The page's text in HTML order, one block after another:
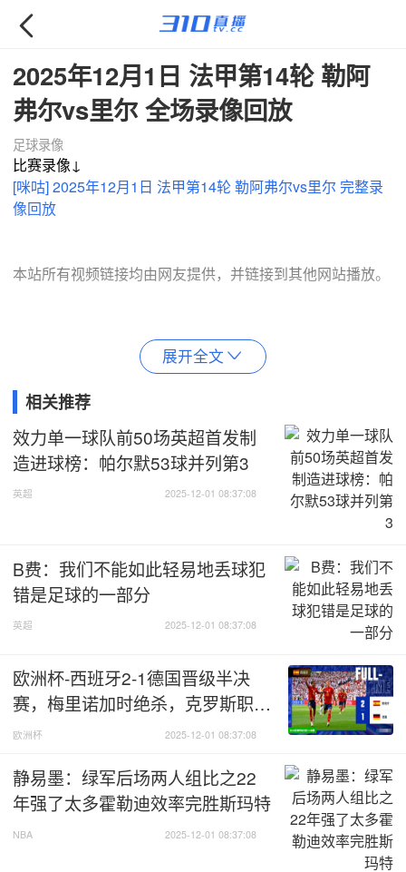

2025年12月1日 法甲第14轮 勒阿
弗尔vs里尔 全场录像回放
足球录像
比赛录像↓
[咪咕] 2025年12月1日 法甲第14轮 勒阿弗尔vs里尔 完整录
像回放
本站所有视频链接均由网友提供，并链接到其他网站播放。
展开全文 
相关推荐
效力单一球队前50场英超首发制
造进球榜：帕尔默53球并列第3
英超 2025-12-01 08:37:08
B费：我们不能如此轻易地丢球犯
错是足球的一部分
英超 2025-12-01 08:37:08
欧洲杯-西班牙2-1德国晋级半决
赛，梅里诺加时绝杀，克罗斯职业
生涯结束
欧洲杯 2025-12-01 08:37:08
静易墨：绿军后场两人组比之22
年强了太多霍勒迪效率完胜斯玛特
NBA 2025-12-01 08:37:08